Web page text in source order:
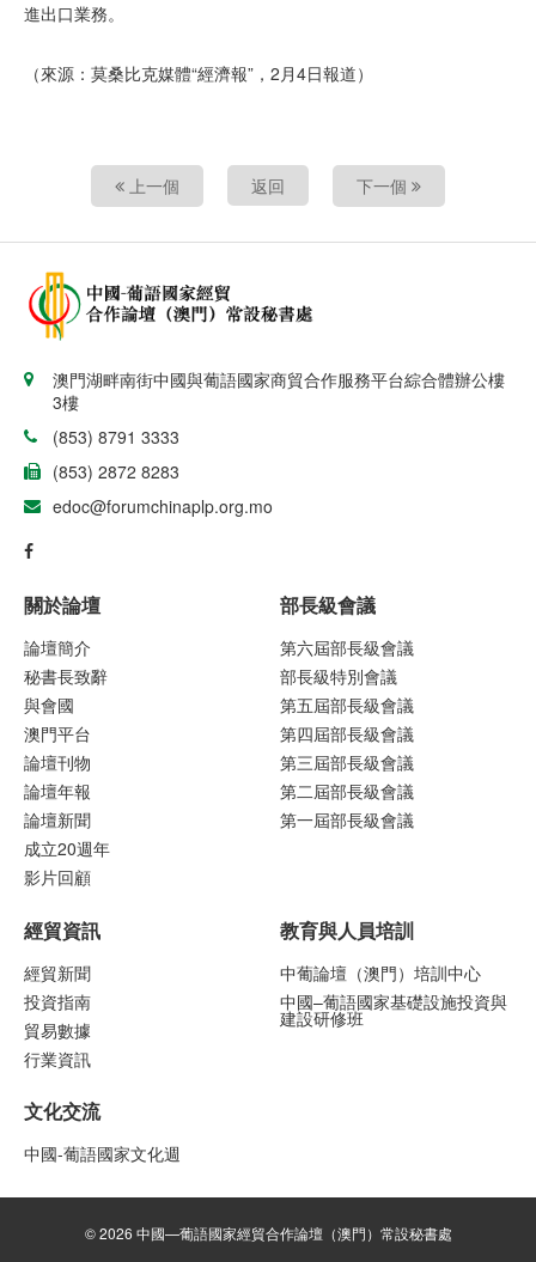
進出口業務。
（來源：莫桑比克媒體“經濟報”，2月4日報道）
上一個 返回 下一個
澳門湖畔南街中國與葡語國家商貿合作服務平台綜合體辦公樓
3樓
(853) 8791 3333
(853) 2872 8283
edoc@forumchinaplp.org.mo
關於論壇
論壇簡介
秘書長致辭
與會國
澳門平台
論壇刊物
論壇年報
論壇新聞
成立20週年
影片回顧
部長級會議
第六屆部長級會議
部長級特別會議
第五屆部長級會議
第四屆部長級會議
第三屆部長級會議
第二屆部長級會議
第一屆部長級會議
經貿資訊
經貿新聞
投資指南
貿易數據
行業資訊
文化交流
中國-葡語國家文化週
教育與人員培訓
中葡論壇（澳門）培訓中心
中國–葡語國家基礎設施投資與
建設研修班
© 2026 中國—葡語國家經貿合作論壇（澳門）常設秘書處